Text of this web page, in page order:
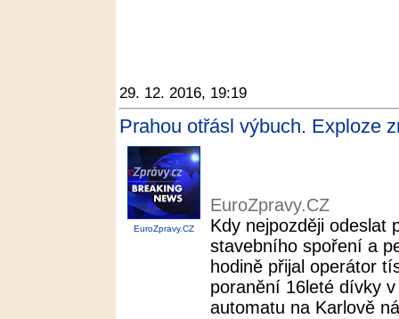
29. 12. 2016, 19:19
Prahou otřásl výbuch. Exploze
EuroZpravy.CZ
EuroZpravy.CZ
Kdy nejpozději odeslat
stavebního spoření a
hodině přijal operátor
poranění 16leté dívky
automatu na Karlově